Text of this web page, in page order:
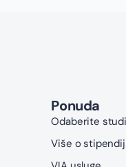
Ponuda
Odaberite
Više o